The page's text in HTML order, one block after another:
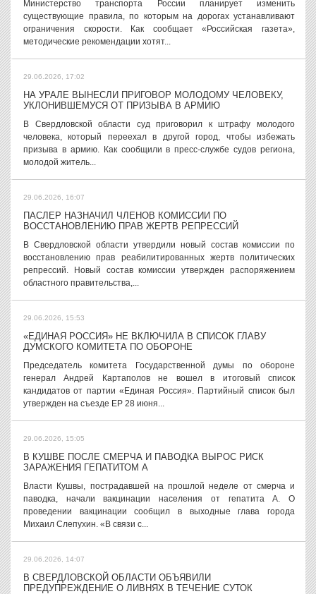
Министерство транспорта России планирует изменить
существующие правила, по которым на дорогах устанавливают
ограничения скорости. Как сообщает «Российская газета»,
методические рекомендации хотят...
29.06.2026, 17:02
НА УРАЛЕ ВЫНЕСЛИ ПРИГОВОР МОЛОДОМУ ЧЕЛОВЕКУ,
УКЛОНИВШЕМУСЯ ОТ ПРИЗЫВА В АРМИЮ
В Свердловской области суд приговорил к штрафу молодого
человека, который переехал в другой город, чтобы избежать
призыва в армию. Как сообщили в пресс-службе судов региона,
молодой житель...
29.06.2026, 16:07
ПАСЛЕР НАЗНАЧИЛ ЧЛЕНОВ КОМИССИИ ПО
ВОССТАНОВЛЕНИЮ ПРАВ ЖЕРТВ РЕПРЕССИЙ
В Свердловской области утвердили новый состав комиссии по
восстановлению прав реабилитированных жертв политических
репрессий. Новый состав комиссии утвержден распоряжением
областного правительства,...
29.06.2026, 15:53
«ЕДИНАЯ РОССИЯ» НЕ ВКЛЮЧИЛА В СПИСОК ГЛАВУ
ДУМСКОГО КОМИТЕТА ПО ОБОРОНЕ
Председатель комитета Государственной думы по обороне
генерал Андрей Картаполов не вошел в итоговый список
кандидатов от партии «Единая Россия». Партийный список был
утвержден на съезде ЕР 28 июня...
29.06.2026, 15:05
В КУШВЕ ПОСЛЕ СМЕРЧА И ПАВОДКА ВЫРОС РИСК
ЗАРАЖЕНИЯ ГЕПАТИТОМ А
Власти Кушвы, пострадавшей на прошлой неделе от смерча и
паводка, начали вакцинации населения от гепатита А. О
проведении вакцинации сообщил в выходные глава города
Михаил Слепухин. «В связи с...
29.06.2026, 14:07
В СВЕРДЛОВСКОЙ ОБЛАСТИ ОБЪЯВИЛИ
ПРЕДУПРЕЖДЕНИЕ О ЛИВНЯХ В ТЕЧЕНИЕ СУТОК